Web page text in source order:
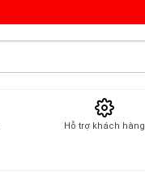
Hỗ trợ khách hàng